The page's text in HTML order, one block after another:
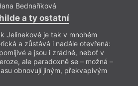
Bednaříková
a ty ostatní
Jelinekové je tak v mnohém
a zůstává i nadále otevřená:
a jsou i zrádné, neboť v
ale paradoxně se – možná –
obnovují jiným, překvapivým